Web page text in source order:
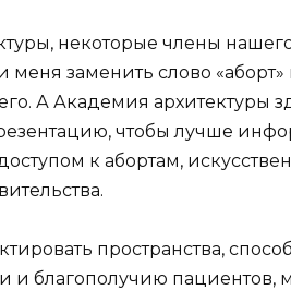
некоторые члены
заменить слово «аборт»
А Академия архитектуры
чтобы лучше
к абортам,
пространства,
и благополучию пациентов,